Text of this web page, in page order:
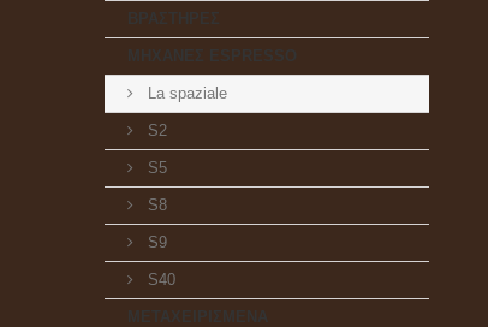
ΒΡΑΣΤΗΡΕΣ
ΜΗΧΑΝΕΣ ESPRESSO
La spaziale
S2
S5
S8
S9
S40
ΜΕΤΑΧΕΙΡΙΣΜΕΝΑ